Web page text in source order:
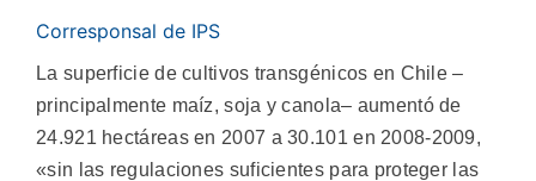
Corresponsal de IPS
La superficie de cultivos transgénicos en Chile –
principalmente maíz, soja y canola– aumentó de
24.921 hectáreas en 2007 a 30.101 en 2008-2009,
«sin las regulaciones suficientes para proteger las